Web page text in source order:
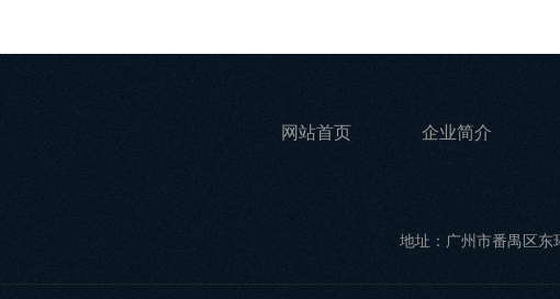
网站首页 企业简介
地址：广州市番禺区